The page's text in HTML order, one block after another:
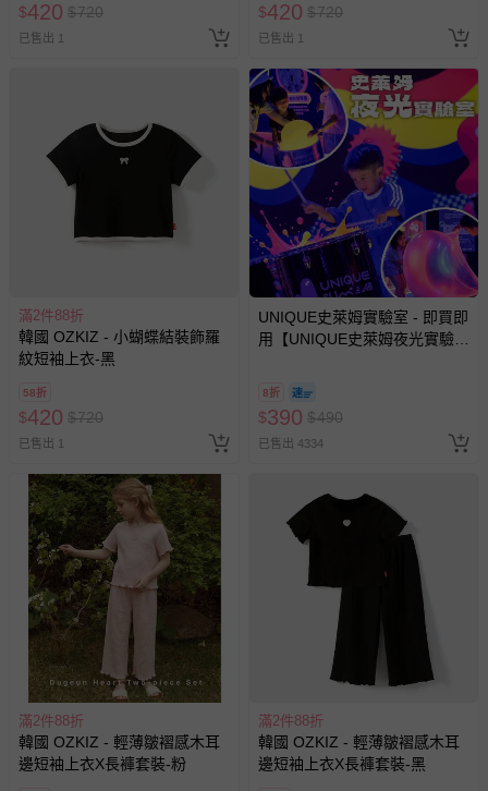
上服務，經消費者事先同意始提供（例如線上課程、遊
戲或活動點數等）。
已拆封之以下類型商品：
-個人衛生用品（例如尿布、貼身衣物、泳裝、襪子、地
墊、寢具類等）。
-新生兒親膚衣物（嬰幼兒包巾與背巾、包屁衣、學習
褲、紗布衣等）。
-接觸性孕哺產品（奶嘴、奶瓶、擠乳器、哺乳衣、托腹
帶束縛衣、餐搖椅等）。
-其他原廠盒裝商品封口處已貼上「不可拆封」，或具警
示字句等說明貼紙、封條者。
國際航空、客運、訂房等服務。
相關的退換貨辦理流程，可詳見：
其他常見問題：
運送服務：目前提供的運送僅限台灣本島。如您位於離島地
區，可能會無法配送，或須依據商品需加收離島運費。廠商
亦保留出貨與否的權利。離島、偏遠地區、樓層親送等加價
費用，可能會另需加收。
商品實際的配達日期，可於訂單個人資料內的查詢訂單內，
已出貨通知之訊息為主。
如您收到商品，請依正常流程檢查是否完好，若商品遇瑕疵
情形，您可申請更換新品或退貨，請見： 退貨的辦理流程
若您對於會員帳號、商品訂購與資訊、購物流程、付款方
式、折價券與購物金的使用、退貨及商品運送方式等有疑
問，你可詳見：
媽咪愛客服中心。
預購商品：預購為海外同步代購，遇缺貨即會通知媽咪並協
助取消退款事宜。
$420 $720
已售出 1
$420 $720
已售出 1
滿2件88折
韓國 OZKIZ - 小蝴蝶結裝飾羅
紋短袖上衣-黑
58折
$420 $720
已售出 1
UNIQUE史萊姆實驗室 - 即買即
用【UNIQUE史萊姆夜光實驗室
訂單編號兌換，逾期作廢) (大
人小孩均一價(3歲以上需購票))
8折
$390 $490
已售出 4334
滿2件88折
韓國 OZKIZ - 輕薄皺褶感木耳
邊短袖上衣X長褲套裝-粉
滿2件88折
韓國 OZKIZ - 輕薄皺褶感木耳
邊短袖上衣X長褲套裝-黑